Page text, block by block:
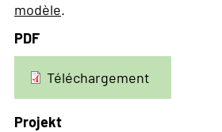
modèle.
PDF
Téléchargement
Projekt